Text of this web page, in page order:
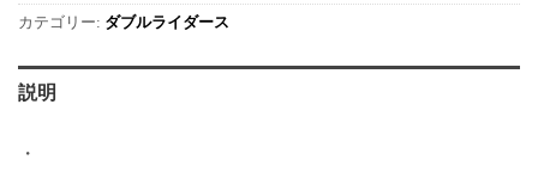
カテゴリー: ダブルライダース
説明
・